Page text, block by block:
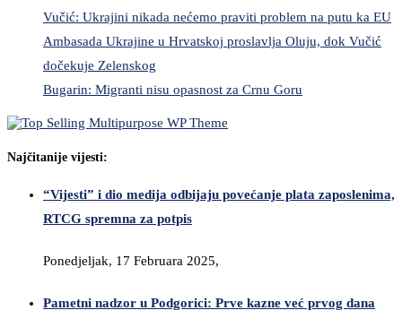
Vučić: Ukrajini nikada nećemo praviti problem na putu ka EU
Ambasada Ukrajine u Hrvatskoj proslavlja Oluju, dok Vučić
dočekuje Zelenskog
Bugarin: Migranti nisu opasnost za Crnu Goru
Najčitanije vijesti:
“Vijesti” i dio medija odbijaju povećanje plata zaposlenima,
RTCG spremna za potpis
Ponedjeljak, 17 Februara 2025,
Pametni nadzor u Podgorici: Prve kazne već prvog dana